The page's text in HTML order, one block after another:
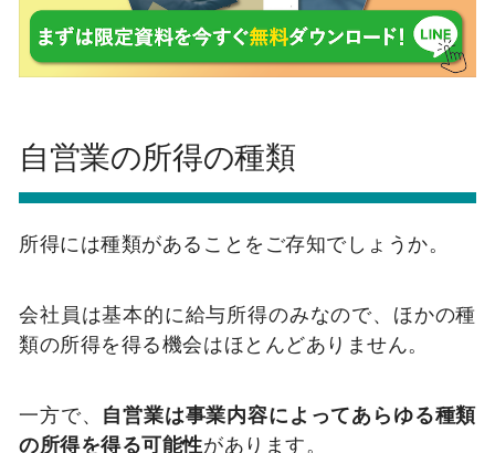
自営業の所得の種類
所得には種類があることをご存知でしょうか。
会社員は基本的に給与所得のみなので、ほかの種
類の所得を得る機会はほとんどありません。
一方で、 自営業は事業内容によってあらゆる種類
の所得を得る可能性があります。